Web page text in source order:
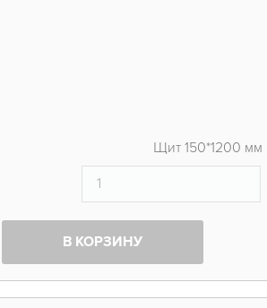
Щит 150*1200 мм
В КОРЗИНУ